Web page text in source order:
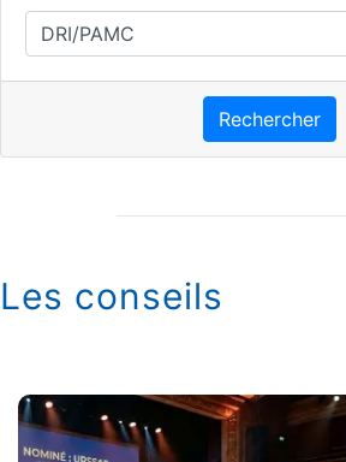
DRI/PAMC
Rechercher
Les conseils